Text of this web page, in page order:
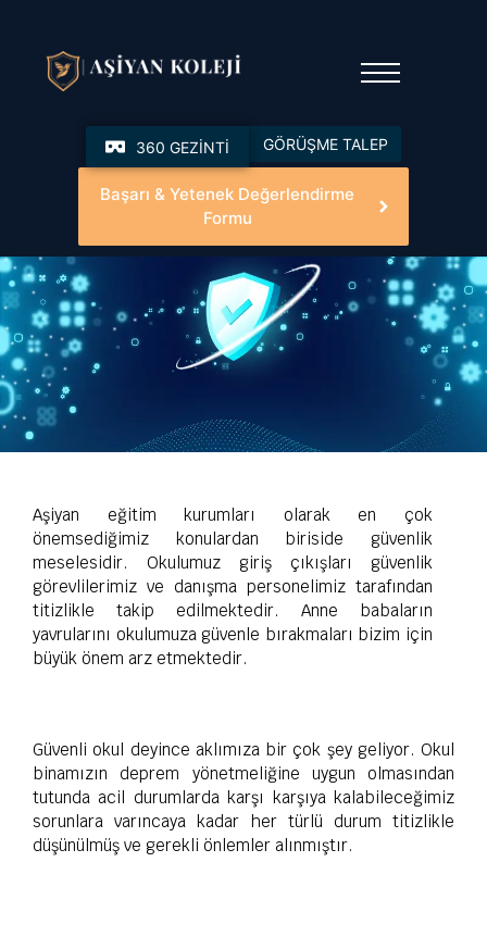
360 GEZİNTİ GÖRÜŞME TALEP
Başarı & Yetenek Değerlendirme
Formu
Güvenli Okul
Aşiyan eğitim kurumları olarak en çok
önemsediğimiz konulardan biriside güvenlik
meselesidir. Okulumuz giriş çıkışları güvenlik
görevlilerimiz ve danışma personelimiz tarafından
titizlikle takip edilmektedir. Anne babaların
yavrularını okulumuza güvenle bırakmaları bizim için
büyük önem arz etmektedir.
Güvenli okul deyince aklımıza bir çok şey geliyor. Okul
binamızın deprem yönetmeliğine uygun olmasından
tutunda acil durumlarda karşı karşıya kalabileceğimiz
sorunlara varıncaya kadar her türlü durum titizlikle
düşünülmüş ve gerekli önlemler alınmıştır.